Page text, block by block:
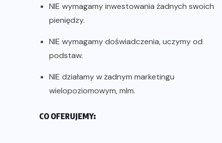
NIE wymagamy inwestowania żadnych swoich
pieniędzy.
NIE wymagamy doświadczenia, uczymy od
podstaw.
NIE działamy w żadnym marketingu
wielopoziomowym, mlm.
CO OFERUJEMY: